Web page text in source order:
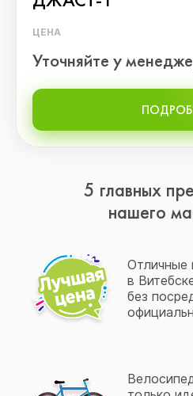
ЦЕНА
Уточняйте у
5 главных
нашего
Отличные
в
без